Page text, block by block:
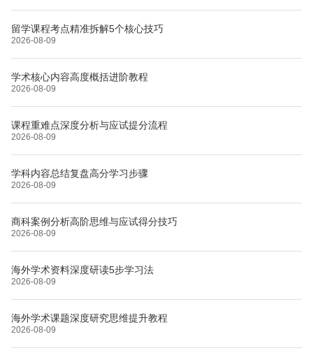
留学课程考点精准拆解5个核心技巧
2026-08-09
学术核心内容高度概括进阶教程
2026-08-09
课程重难点深度分析与应试提分流程
2026-08-09
学科内容总结复盘高分学习步骤
2026-08-09
商科案例分析高阶思维与应试得分技巧
2026-08-09
海外学术资料深度研读5步学习法
2026-08-09
海外学术课题深度研究思维提升教程
2026-08-09